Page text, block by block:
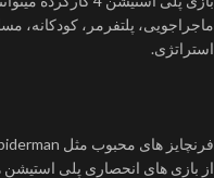
ماجراجویی، پلتفرمر، کودکانه،
استراتژی.
از بازی های انحصاری پلی استیشن